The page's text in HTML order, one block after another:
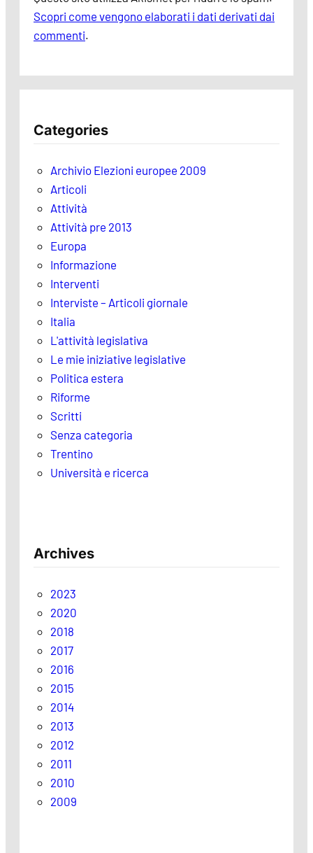
Scopri come vengono elaborati i dati derivati dai
commenti.
Categories
Archivio Elezioni europee 2009
Articoli
Attività
Attività pre 2013
Europa
Informazione
Interventi
Interviste – Articoli giornale
Italia
L'attività legislativa
Le mie iniziative legislative
Politica estera
Riforme
Scritti
Senza categoria
Trentino
Università e ricerca
Archives
2023
2020
2018
2017
2016
2015
2014
2013
2012
2011
2010
2009